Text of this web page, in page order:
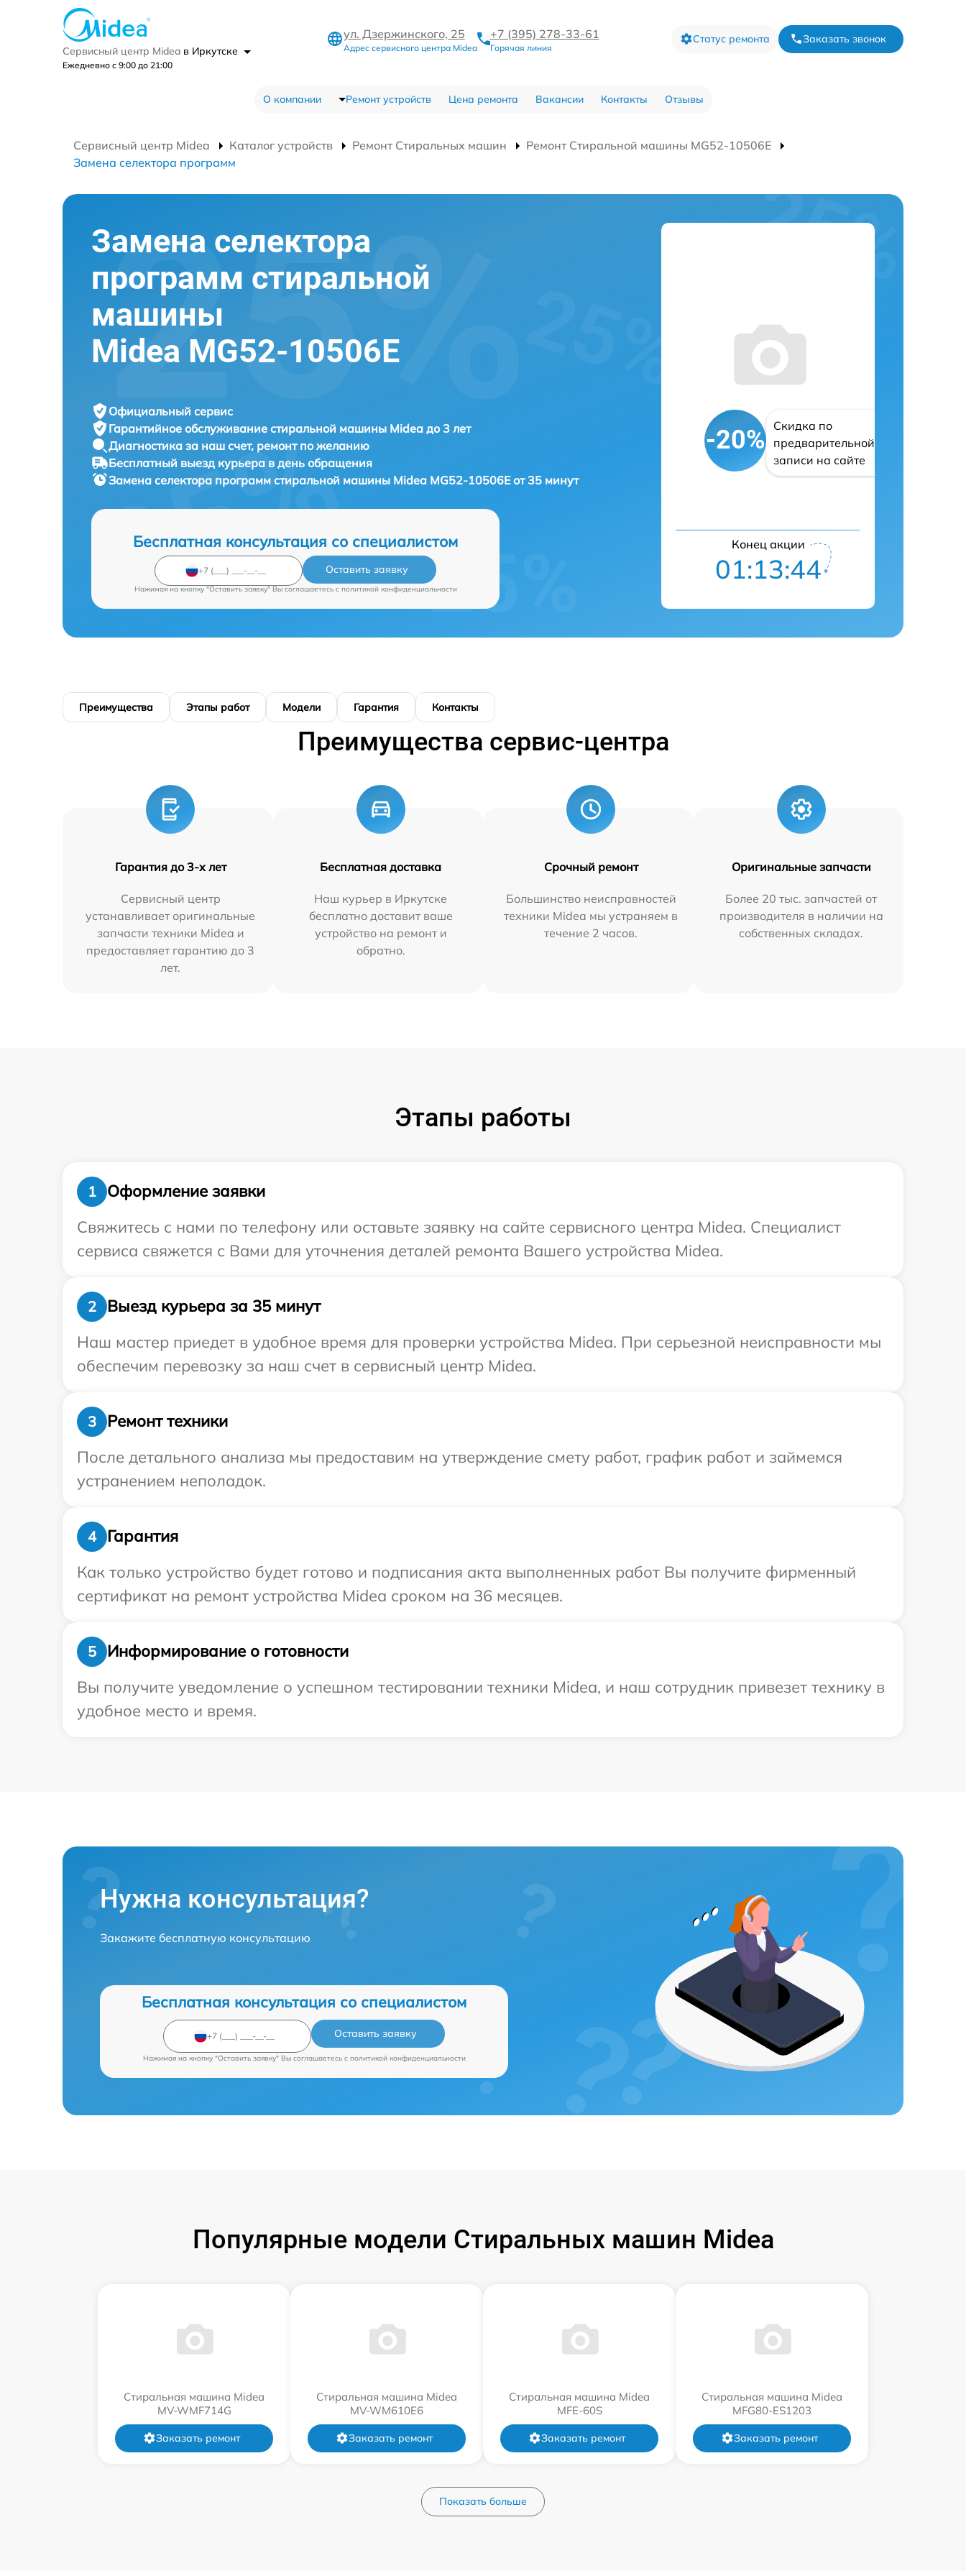
Сервисный центр Midea в Иркутске
Ежедневно с 9:00 до 21:00
ул. Дзержинского, 25
Адрес сервисного центра Midea
+7 (395) 278-33-61
Горячая линия
Статус ремонта Заказать звонок
О компании Ремонт устройств Цена ремонта Вакансии Контакты Отзывы
Сервисный центр Midea Каталог устройств Ремонт Стиральных машин
Ремонт Стиральной машины MG52-10506E
Замена селектора программ
Замена селектора
программ стиральной
машины
Midea MG52-10506E
Официальный сервис
Гарантийное обслуживание стиральной машины Midea до 3 лет
Диагностика за наш счет, ремонт по желанию
Бесплатный выезд курьера в день обращения
Замена селектора программ стиральной машины Midea MG52-10506E от 35 минут
Бесплатная консультация со специалистом
Оставить заявку
Нажимая на кнопку "Оставить заявку" Вы соглашаетесь c политикой конфиденциальности
-20%
Скидка по
предварительной
записи на сайте
Конец акции
01:13:43
Преимущества Этапы работ Модели Гарантия Контакты
Преимущества сервис-центра
Гарантия до 3-х лет
Сервисный центр
устанавливает оригинальные
запчасти техники Midea и
предоставляет гарантию до 3
лет.
Бесплатная доставка
Наш курьер в Иркутске
бесплатно доставит ваше
устройство на ремонт и
обратно.
Срочный ремонт
Большинство неисправностей
техники Midea мы устраняем в
течение 2 часов.
Оригинальные запчасти
Более 20 тыс. запчастей от
производителя в наличии на
собственных складах.
Этапы работы
1
Оформление заявки
Свяжитесь с нами по телефону или оставьте заявку на сайте сервисного центра Midea. Специалист
сервиса свяжется с Вами для уточнения деталей ремонта Вашего устройства Midea.
2
Выезд курьера за 35 минут
Наш мастер приедет в удобное время для проверки устройства Midea. При серьезной неисправности мы
обеспечим перевозку за наш счет в сервисный центр Midea.
3
Ремонт техники
После детального анализа мы предоставим на утверждение смету работ, график работ и займемся
устранением неполадок.
4
Гарантия
Как только устройство будет готово и подписания акта выполненных работ Вы получите фирменный
сертификат на ремонт устройства Midea сроком на 36 месяцев.
5
Информирование о готовности
Вы получите уведомление о успешном тестировании техники Midea, и наш сотрудник привезет технику в
удобное место и время.
Нужна консультация?
Закажите бесплатную консультацию
Бесплатная консультация со специалистом
Оставить заявку
Нажимая на кнопку "Оставить заявку" Вы соглашаетесь c политикой конфиденциальности
Популярные модели Стиральных машин Midea
Стиральная машина Midea
MV-WMF714G
Заказать ремонт
Стиральная машина Midea
MV-WM610E6
Заказать ремонт
Стиральная машина Midea
MFE-60S
Заказать ремонт
Стиральная машина Midea
MFG80-ES1203
Заказать ремонт
Показать больше